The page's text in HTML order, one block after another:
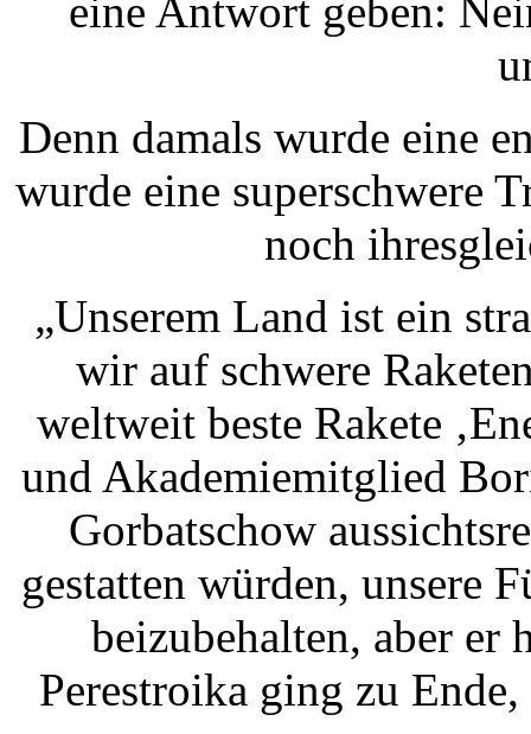
eine Antwort geben:
Denn damals wurde eine
wurde eine superschwere
noch
„Unserem Land ist ein
wir auf schwere
weltweit beste Rakete
und Akademiemitglied
Gorbatschow
gestatten würden, unsere
beizubehalten, aber er
Perestroika ging zu